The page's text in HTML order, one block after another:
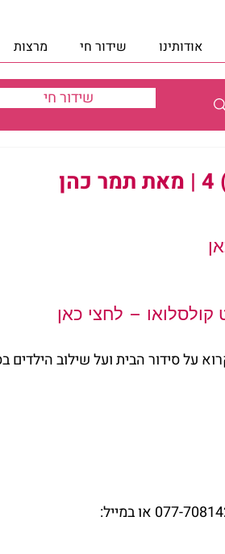
אודותינו שידור חי מרצות
שידור חי
– לחצי כאן
לקרוא על סידור הבית ועל שילוב הילדים
את הספר ניתן להשיג ב-39 ש”ח כולל משלוח, בטל. 077-7081426 או במייל: